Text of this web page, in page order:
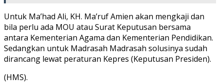
Untuk Ma’had Ali, KH. Ma’ruf Amien akan mengkaji dan
bila perlu ada MOU atau Surat Keputusan bersama
antara Kementerian Agama dan Kementerian Pendidikan.
Sedangkan untuk Madrasah Madrasah solusinya sudah
dirancang lewat peraturan Kepres (Keputusan Presiden).
(HMS).